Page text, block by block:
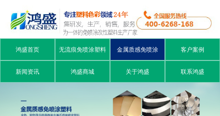
鸿盛首页 无流痕免喷涂塑料 金属质感免喷涂 客户案例
新闻资讯 鸿盛商城 关于鸿盛 联系鸿盛